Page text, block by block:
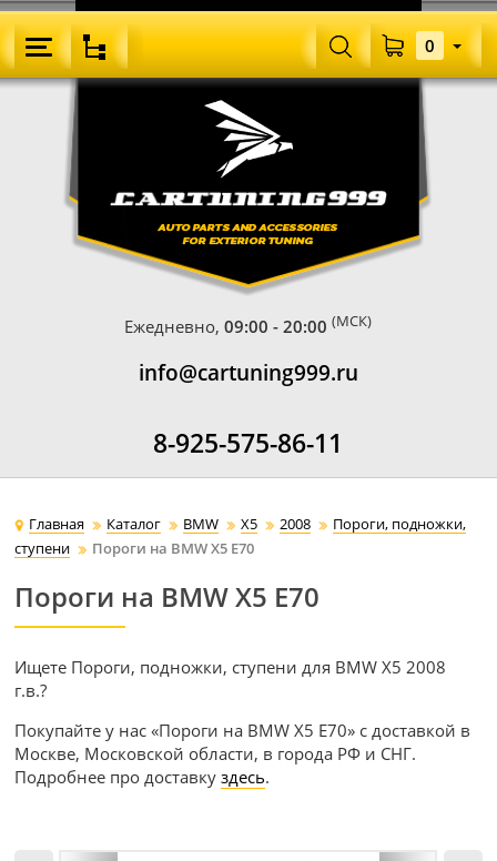
Ежедневно,09:00 - 20:00 (МСК)
info@cartuning999.ru
8-925-575-86-11
0
Главная Каталог BMW Х5 2008
Пороги, подножки,
ступени
Пороги на BMW X5 E70
Пороги на BMW X5 E70
Ищете Пороги, подножки, ступени для BMW Х5 2008
г.в.?
Покупайте у нас «Пороги на BMW X5 E70» с доставкой в
Москве, Московской области, в города РФ и СНГ.
Подробнее про доставкуздесь.